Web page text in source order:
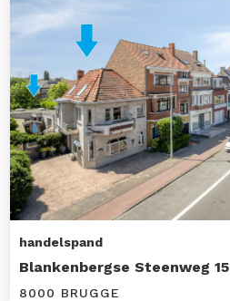
handelspand
Blankenbergse Steenweg 15
8000 BRUGGE